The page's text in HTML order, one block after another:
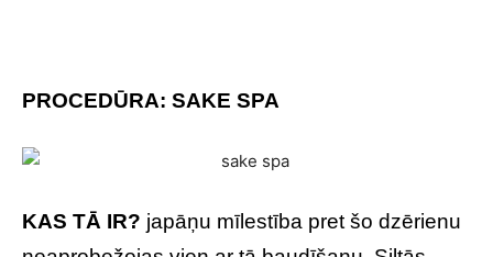
PROCEDŪRA: SAKE SPA
KAS TĀ IR? japāņu mīlestība pret šo dzērienu